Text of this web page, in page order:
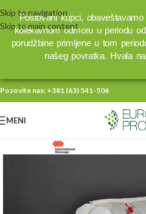
Skip to navigation
Skip to main content
Pozovite nas: +381 (63) 541-506
MENI
Poštovani kupci,
kolektivnom odmoru u periodu
porudžbine primljene u tom
našeg povratka. Hvala